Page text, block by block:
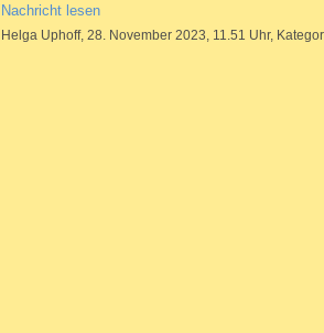
Nachricht lesen
Helga Uphoff, 28. November 2023, 11.51 Uhr,